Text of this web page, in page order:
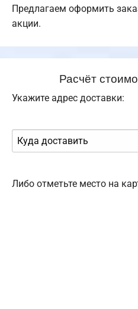
Предлагаем оформить
акции.
Расчёт
Укажите адрес доставки:
Либо отметьте место на